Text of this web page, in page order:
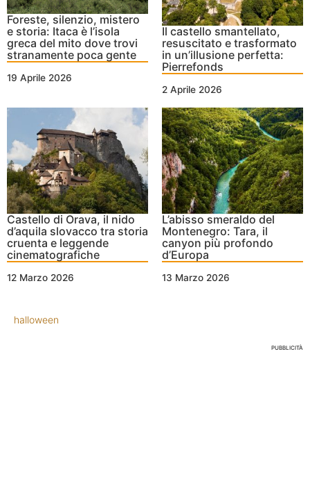
Foreste, silenzio, mistero
e storia: Itaca è l’isola
greca del mito dove trovi
stranamente poca gente
19 Aprile 2026
Il castello smantellato,
resuscitato e trasformato
in un’illusione perfetta:
Pierrefonds
2 Aprile 2026
Castello di Orava, il nido
d’aquila slovacco tra storia
cruenta e leggende
cinematografiche
12 Marzo 2026
L’abisso smeraldo del
Montenegro: Tara, il
canyon più profondo
d’Europa
13 Marzo 2026
halloween
PUBBLICITÀ